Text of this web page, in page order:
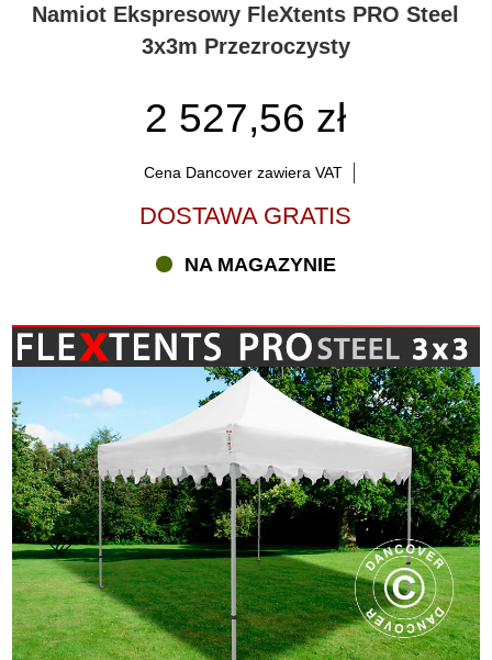
Namiot Ekspresowy FleXtents PRO Steel
3x3m Przezroczysty
2 527,56 zł
Cena Dancover zawiera VAT
DOSTAWA GRATIS
NA MAGAZYNIE